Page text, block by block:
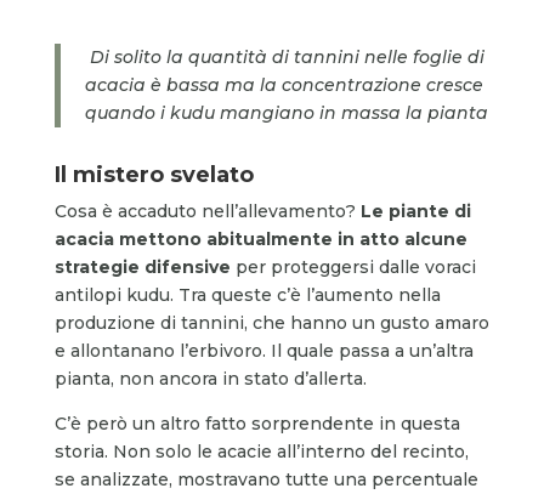
Di solito la quantità di tannini nelle foglie di
acacia è bassa ma la concentrazione cresce
quando i kudu mangiano in massa la pianta
Il mistero svelato
Cosa è accaduto nell’allevamento? Le piante di
acacia mettono abitualmente in atto alcune
strategie difensive per proteggersi dalle voraci
antilopi kudu. Tra queste c’è l’aumento nella
produzione di tannini, che hanno un gusto amaro
e allontanano l’erbivoro. Il quale passa a un’altra
pianta, non ancora in stato d’allerta.
C’è però un altro fatto sorprendente in questa
storia. Non solo le acacie all’interno del recinto,
se analizzate, mostravano tutte una percentuale